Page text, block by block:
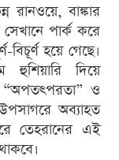
রানওয়ে, বাঙ্কার
পার্ক করে
বিচূর্ণ হয়ে গেছে।
হুশিয়ারি দিয়ে
“অপতৎপরতা” ও
অব্যাহত
তেহরানের এই